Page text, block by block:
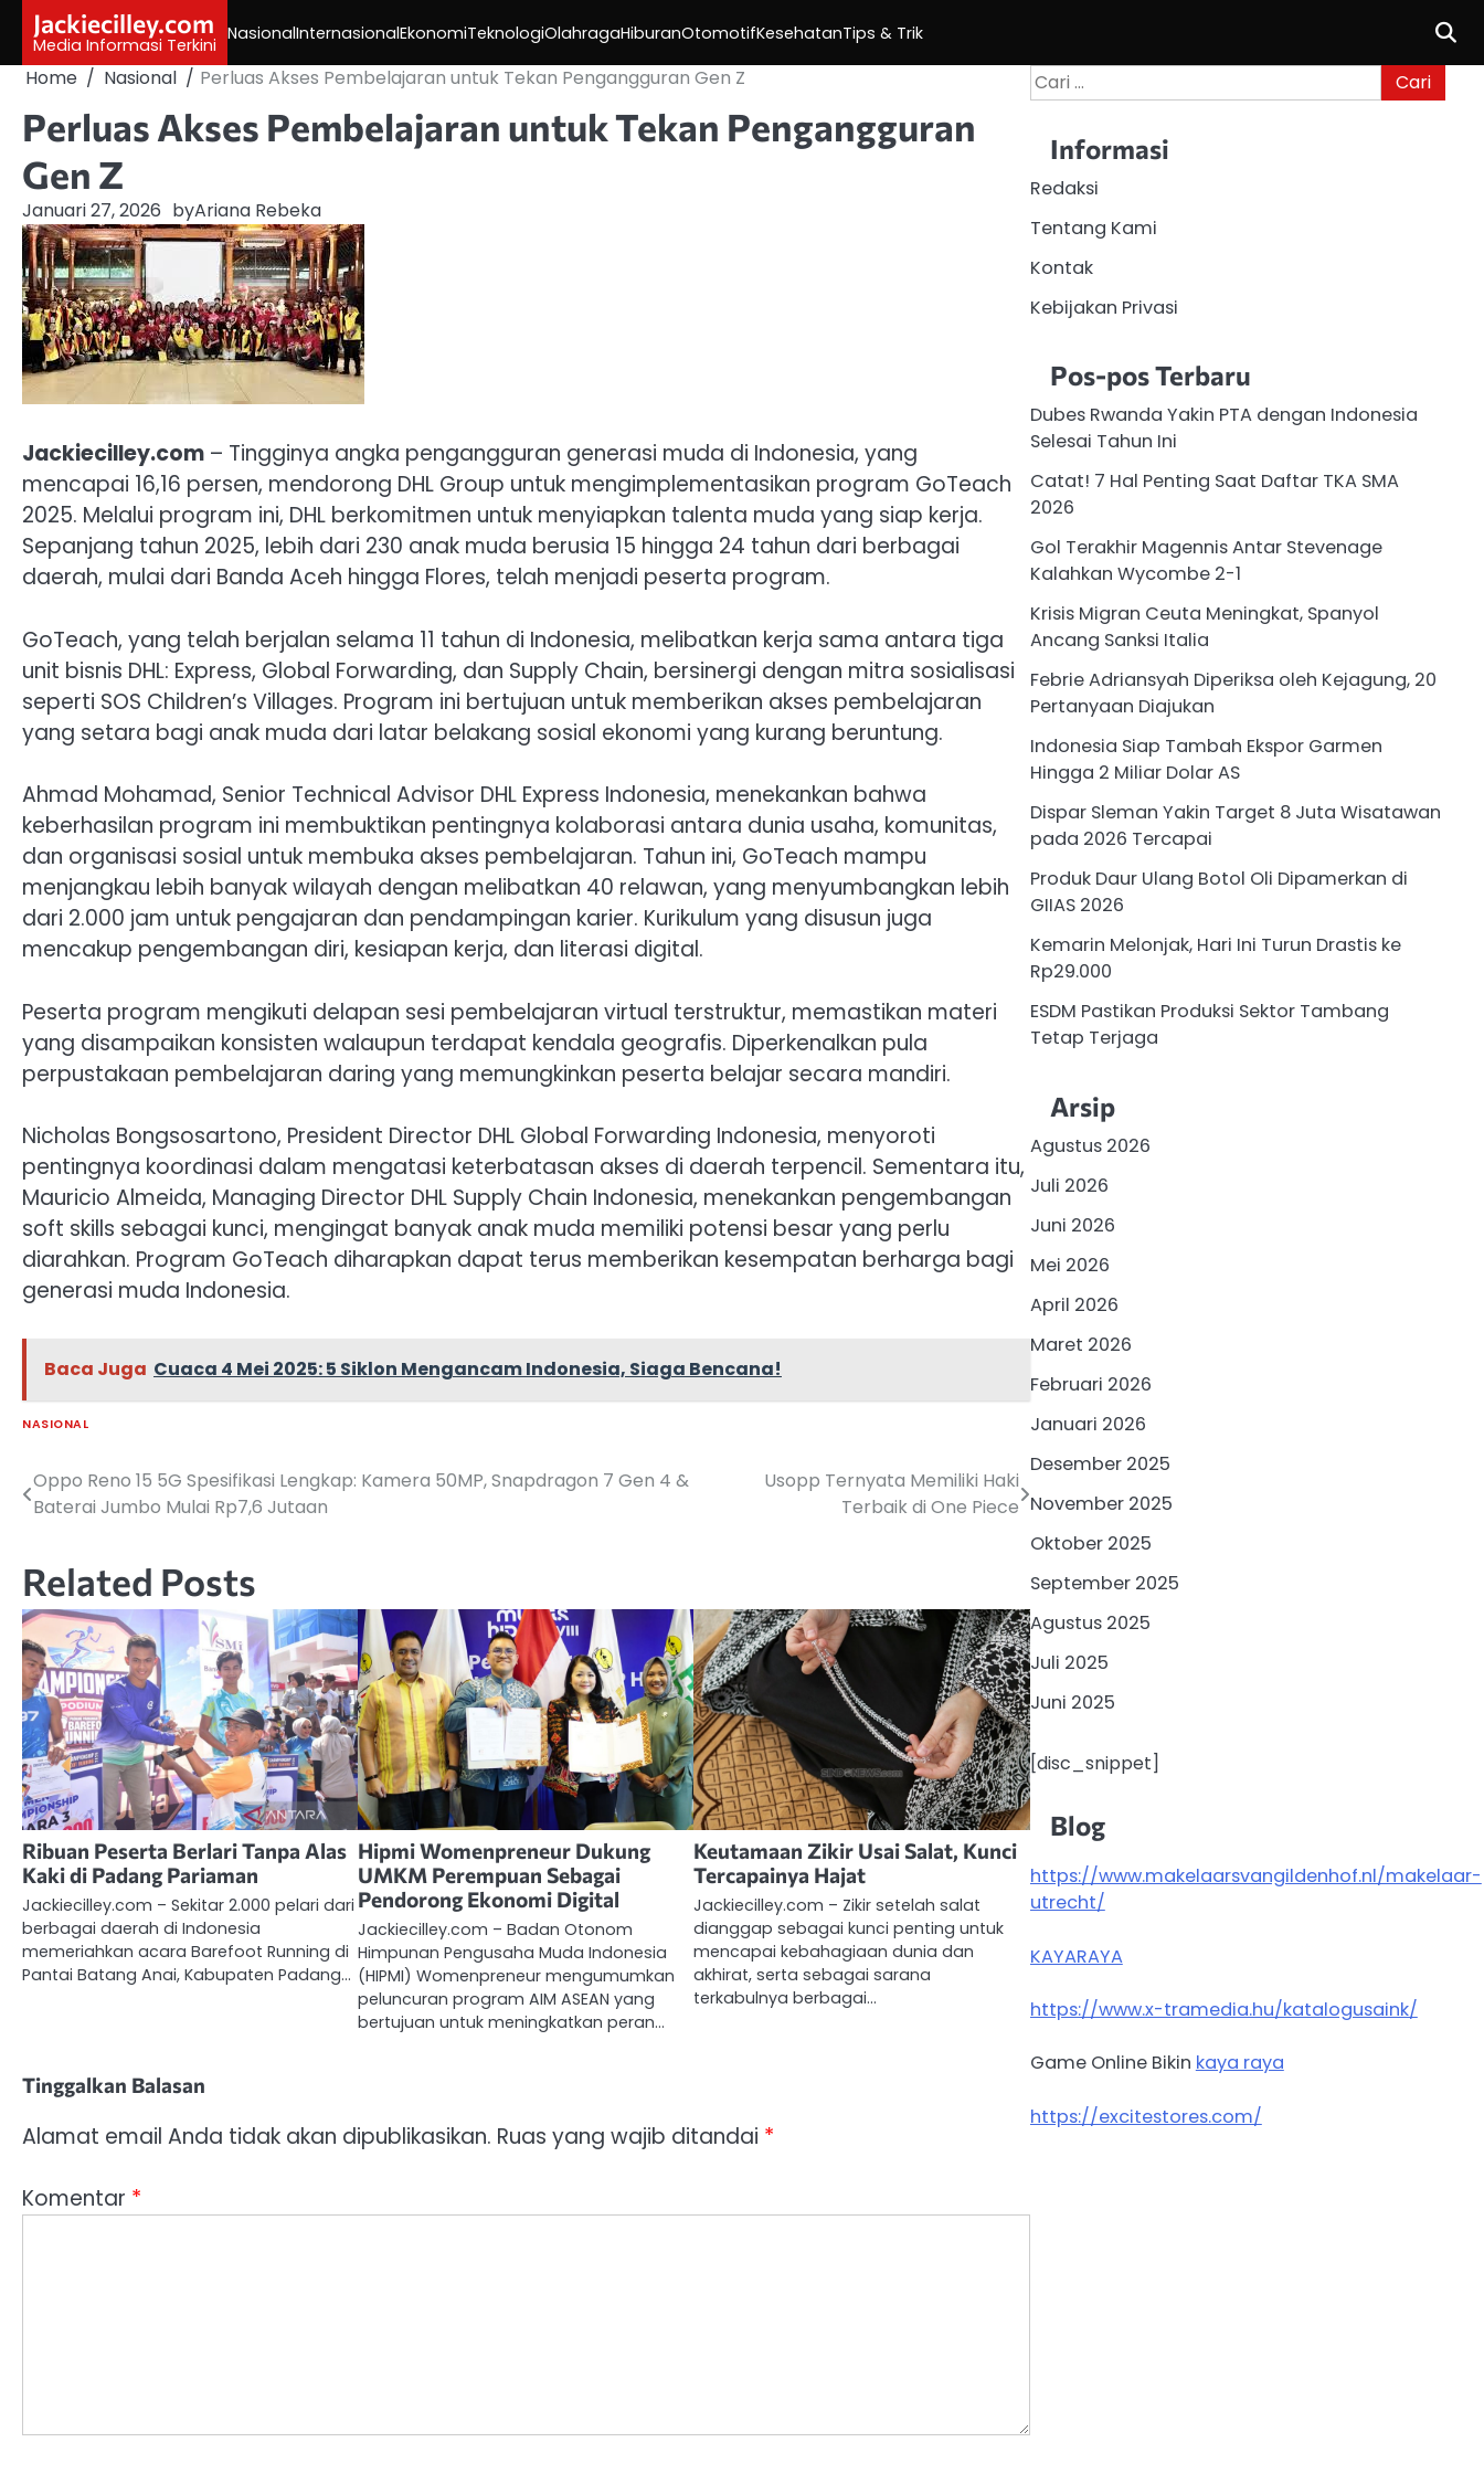
content
Jackiecilley.com
Media Informasi Terkini
NasionalInternasionalEkonomiTeknologiOlahragaHiburanOtomotifKesehatanTips & Trik
Home Nasional Perluas Akses Pembelajaran untuk Tekan Pengangguran Gen Z
Perluas Akses Pembelajaran untuk Tekan Pengangguran
Gen Z
Januari 27, 2026 byAriana Rebeka
Jackiecilley.com – Tingginya angka pengangguran generasi muda di Indonesia, yang
mencapai 16,16 persen, mendorong DHL Group untuk mengimplementasikan program GoTeach
2025. Melalui program ini, DHL berkomitmen untuk menyiapkan talenta muda yang siap kerja.
Sepanjang tahun 2025, lebih dari 230 anak muda berusia 15 hingga 24 tahun dari berbagai
daerah, mulai dari Banda Aceh hingga Flores, telah menjadi peserta program.
GoTeach, yang telah berjalan selama 11 tahun di Indonesia, melibatkan kerja sama antara tiga
unit bisnis DHL: Express, Global Forwarding, dan Supply Chain, bersinergi dengan mitra sosialisasi
seperti SOS Children’s Villages. Program ini bertujuan untuk memberikan akses pembelajaran
yang setara bagi anak muda dari latar belakang sosial ekonomi yang kurang beruntung.
Ahmad Mohamad, Senior Technical Advisor DHL Express Indonesia, menekankan bahwa
keberhasilan program ini membuktikan pentingnya kolaborasi antara dunia usaha, komunitas,
dan organisasi sosial untuk membuka akses pembelajaran. Tahun ini, GoTeach mampu
menjangkau lebih banyak wilayah dengan melibatkan 40 relawan, yang menyumbangkan lebih
dari 2.000 jam untuk pengajaran dan pendampingan karier. Kurikulum yang disusun juga
mencakup pengembangan diri, kesiapan kerja, dan literasi digital.
Peserta program mengikuti delapan sesi pembelajaran virtual terstruktur, memastikan materi
yang disampaikan konsisten walaupun terdapat kendala geografis. Diperkenalkan pula
perpustakaan pembelajaran daring yang memungkinkan peserta belajar secara mandiri.
Nicholas Bongsosartono, President Director DHL Global Forwarding Indonesia, menyoroti
pentingnya koordinasi dalam mengatasi keterbatasan akses di daerah terpencil. Sementara itu,
Mauricio Almeida, Managing Director DHL Supply Chain Indonesia, menekankan pengembangan
soft skills sebagai kunci, mengingat banyak anak muda memiliki potensi besar yang perlu
diarahkan. Program GoTeach diharapkan dapat terus memberikan kesempatan berharga bagi
generasi muda Indonesia.
Baca Juga Cuaca 4 Mei 2025: 5 Siklon Mengancam Indonesia, Siaga Bencana!
NASIONAL
Navigasi
Oppo Reno 15 5G Spesifikasi Lengkap: Kamera 50MP, Snapdragon 7 Gen 4 &
Baterai Jumbo Mulai Rp7,6 Jutaan
Usopp Ternyata Memiliki Haki
Terbaik di One Piece
Related Posts
Ribuan Peserta Berlari Tanpa Alas
Kaki di Padang Pariaman
Jackiecilley.com – Sekitar 2.000 pelari dari
berbagai daerah di Indonesia
memeriahkan acara Barefoot Running di
Pantai Batang Anai, Kabupaten Padang…
Hipmi Womenpreneur Dukung
UMKM Perempuan Sebagai
Pendorong Ekonomi Digital
Jackiecilley.com – Badan Otonom
Himpunan Pengusaha Muda Indonesia
(HIPMI) Womenpreneur mengumumkan
peluncuran program AIM ASEAN yang
bertujuan untuk meningkatkan peran…
Keutamaan Zikir Usai Salat, Kunci
Tercapainya Hajat
Jackiecilley.com – Zikir setelah salat
dianggap sebagai kunci penting untuk
mencapai kebahagiaan dunia dan
akhirat, serta sebagai sarana
terkabulnya berbagai…
Tinggalkan Balasan
Alamat email Anda tidak akan dipublikasikan. Ruas yang wajib ditandai *
Komentar *
Cari
untuk:
Informasi
Redaksi
Tentang Kami
Kontak
Kebijakan Privasi
Pos-pos Terbaru
Dubes Rwanda Yakin PTA dengan Indonesia
Selesai Tahun Ini
Catat! 7 Hal Penting Saat Daftar TKA SMA
2026
Gol Terakhir Magennis Antar Stevenage
Kalahkan Wycombe 2-1
Krisis Migran Ceuta Meningkat, Spanyol
Ancang Sanksi Italia
Febrie Adriansyah Diperiksa oleh Kejagung, 20
Pertanyaan Diajukan
Indonesia Siap Tambah Ekspor Garmen
Hingga 2 Miliar Dolar AS
Dispar Sleman Yakin Target 8 Juta Wisatawan
pada 2026 Tercapai
Produk Daur Ulang Botol Oli Dipamerkan di
GIIAS 2026
Kemarin Melonjak, Hari Ini Turun Drastis ke
Rp29.000
ESDM Pastikan Produksi Sektor Tambang
Tetap Terjaga
Arsip
Agustus 2026
Juli 2026
Juni 2026
Mei 2026
April 2026
Maret 2026
Februari 2026
Januari 2026
Desember 2025
November 2025
Oktober 2025
September 2025
Agustus 2025
Juli 2025
Juni 2025
[disc_snippet]
Blog
https://www.makelaarsvangildenhof.nl/makelaar-
utrecht/
KAYARAYA
https://www.x-tramedia.hu/katalogusaink/
Game Online Bikin kaya raya
https://excitestores.com/